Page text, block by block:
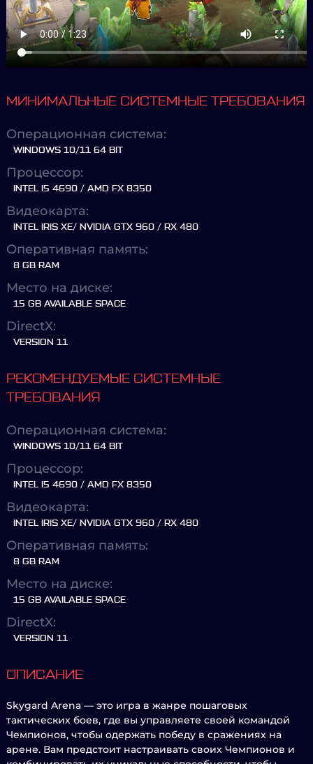
МИНИМАЛЬНЫЕ СИСТЕМНЫЕ ТРЕБОВАНИЯ
Операционная система:
WINDOWS 10/11 64 BIT
Процессор:
INTEL I5 4690 / AMD FX 8350
Видеокарта:
INTEL IRIS XE/ NVIDIA GTX 960 / RX 480
Оперативная память:
8 GB RAM
Место на диске:
15 GB AVAILABLE SPACE
DirectX:
VERSION 11
РЕКОМЕНДУЕМЫЕ СИСТЕМНЫЕ
ТРЕБОВАНИЯ
Операционная система:
WINDOWS 10/11 64 BIT
Процессор:
INTEL I5 4690 / AMD FX 8350
Видеокарта:
INTEL IRIS XE/ NVIDIA GTX 960 / RX 480
Оперативная память:
8 GB RAM
Место на диске:
15 GB AVAILABLE SPACE
DirectX:
VERSION 11
ОПИСАНИЕ
Skygard Arena — это игра в жанре пошаговых
тактических боев, где вы управляете своей командой
Чемпионов, чтобы одержать победу в сражениях на
арене. Вам предстоит настраивать своих Чемпионов и